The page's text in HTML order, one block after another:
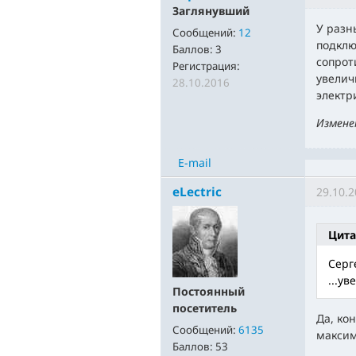
Заглянувший
Сообщений: 12
Баллов: 3
Регистрация:
28.10.2016
У
E-mail
eLectric
Постоянный
посетитель
Сообщений: 6135
Баллов: 53
Да,